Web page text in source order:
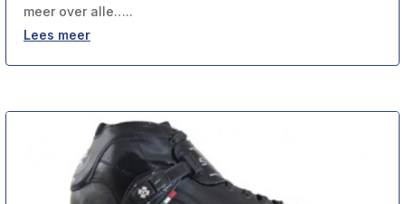
meer over alle…..
Lees meer